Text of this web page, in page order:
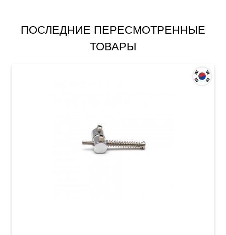
ПОСЛЕДНИЕ ПЕРЕСМОТРЕННЫЕ
ТОВАРЫ